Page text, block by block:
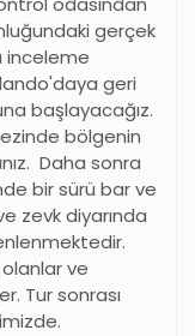
gerçek
inceleme
geri
başlayacağız.
bölgenin
Daha sonra
bir sürü bar ve
zevk diyarında
ve
Tur sonrası